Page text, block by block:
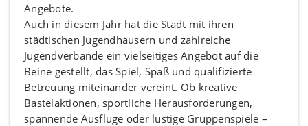
Angebote.
Auch in diesem Jahr hat die Stadt mit ihren
städtischen Jugendhäusern und zahlreiche
Jugendverbände ein vielseitiges Angebot auf die
Beine gestellt, das Spiel, Spaß und qualifizierte
Betreuung miteinander vereint. Ob kreative
Bastelaktionen, sportliche Herausforderungen,
spannende Ausflüge oder lustige Gruppenspiele –